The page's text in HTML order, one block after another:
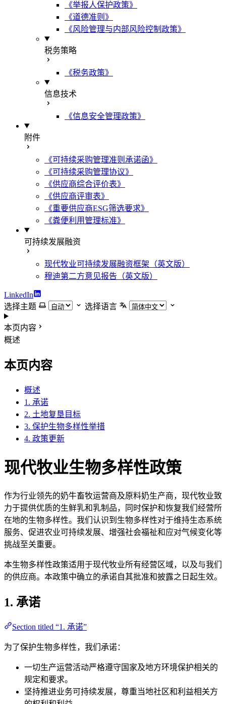
《举报人保护政策》
《道德准则》
《风险管理与内部风险控制政策》
税务策略
《税务政策》
信息技术
《信息安全管理政策》
附件
《可持续采购管理准则承诺函》
《可持续采购管理协议》
《供应商综合评价表》
《供应商评审表》
《重要供应商ESG筛选要求》
《粪便利用管理标准》
可持续发展融资
现代牧业可持续发展融资框架（英文版）
穆迪第二方意见报告（英文版）
LinkedIn
选择主题
选择语言
本页内容
概述
本页内容
概述
1. 承诺
2. 土地复垦目标
3. 保护生物多样性举措
4. 政策更新
现代牧业生物多样性政策
作为行业领先的奶牛畜牧运营商及原料奶生产商，现代牧业致
力于提供优质的生鲜乳和乳制品，同时保护和恢复我们经营所
在地的生物多样性。我们认识到生物多样性对于维持生态系统
服务、促进农业可持续发展、增强社会福祉和应对气候变化等
挑战至关重要。
本生物多样性政策适用于现代牧业所有经营区域，以及与我们
的供应商。本政策中确立的承诺自其批准和披露之日起生效。
1. 承诺
Section titled “1. 承诺”
为了保护生物多样性，我们承诺：
一切生产运营活动严格遵守国家及地方环境保护相关的
规定和要求。
坚持推进业务可持续发展，尊重当地社区和利益相关方